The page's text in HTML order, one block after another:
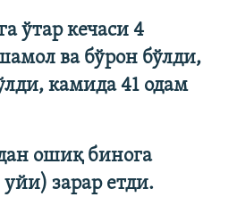
ўтар кечаси 4
ва бўрон бўлди,
камида 41 одам
ошиқ бинога
зарар етди.